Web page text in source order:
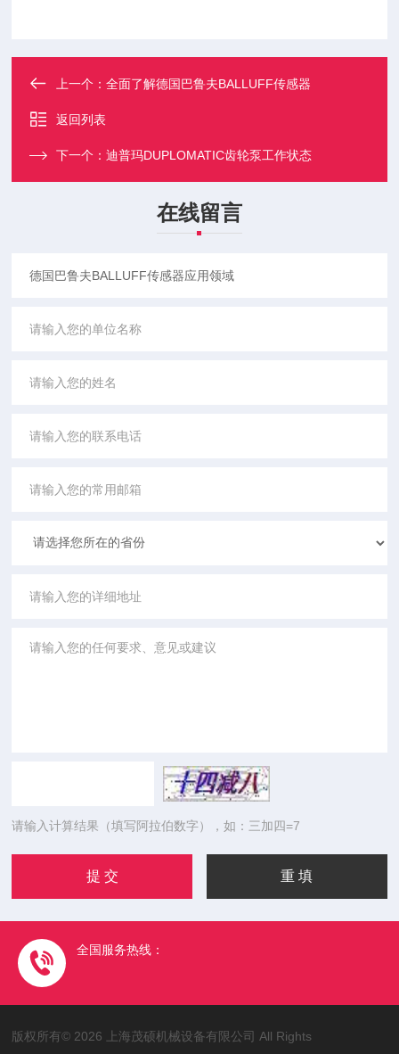
上一个：全面了解德国巴鲁夫BALLUFF传感器
返回列表
下一个：迪普玛DUPLOMATIC齿轮泵工作状态
在线留言
请输入计算结果（填写阿拉伯数字），如：三加四=7
全国服务热线：
版权所有© 2026 上海茂硕机械设备有限公司 All Rights